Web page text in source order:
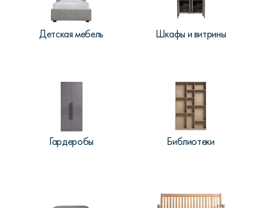
Детская мебель Шкафы и витрины
Гардеробы Библиотеки